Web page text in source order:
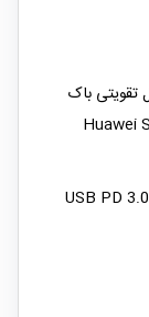
6 -35 ولت ماژول تقویتی باک
پشتیبانی از تمام پروتکل های اصلی شارژ سریع: USB PD 3.0